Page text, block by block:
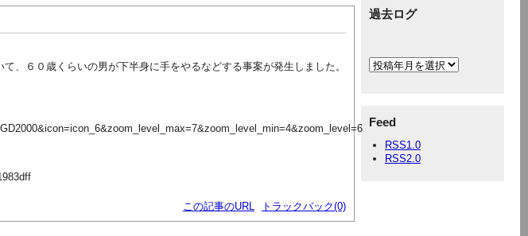
過去ログ
Feed
RSS1.0
RSS2.0
、６０歳くらいの男が下半身に手をやるなどする事案が発生しました。
この記事のURL トラックバック(0)